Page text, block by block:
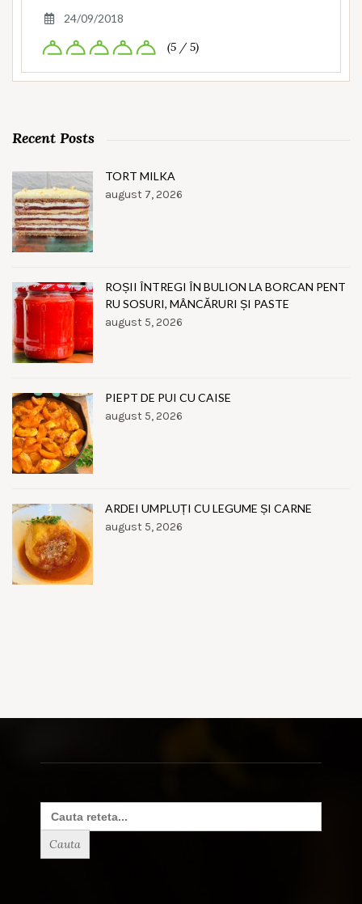
24/09/2018
(5 / 5)
Recent Posts
TORT MILKA
august 7, 2026
ROȘII ÎNTREGI ÎN BULION LA BORCAN PENT
RU SOSURI, MÂNCĂRURI ȘI PASTE
august 5, 2026
PIEPT DE PUI CU CAISE
august 5, 2026
ARDEI UMPLUȚI CU LEGUME ȘI CARNE
august 5, 2026
Search
for: